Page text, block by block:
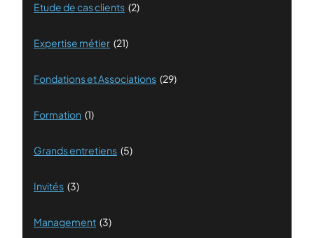
Etude de cas clients (2)
Expertise métier (21)
Fondations et Associations (29)
Formation (1)
Grands entretiens (5)
Invités (3)
Management (3)